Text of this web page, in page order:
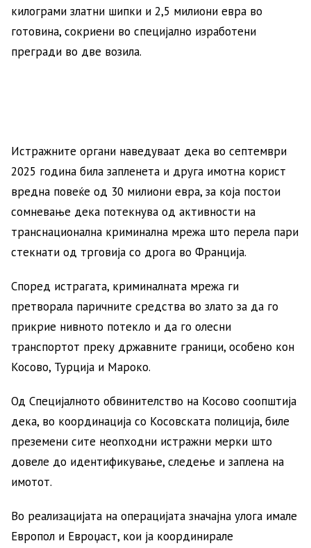
килограми златни шипки и 2,5 милиони евра во
готовина, сокриени во специјално изработени
прегради во две возила.
Истражните органи наведуваат дека во септември
2025 година била запленета и друга имотна корист
вредна повеќе од 30 милиони евра, за која постои
сомневање дека потекнува од активности на
транснационална криминална мрежа што перела пари
стекнати од трговија со дрога во Франција.
Според истрагата, криминалната мрежа ги
претворала паричните средства во злато за да го
прикрие нивното потекло и да го олесни
транспортот преку државните граници, особено кон
Косово, Турција и Мароко.
Од Специјалното обвинителство на Косово соопштија
дека, во координација со Косовската полиција, биле
преземени сите неопходни истражни мерки што
довеле до идентификување, следење и заплена на
имотот.
Во реализацијата на операцијата значајна улога имале
Европол и Евроџаст, кои ја координирале